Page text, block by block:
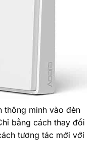
thông minh vào đèn
bằng cách thay đổi
tương tác mới với